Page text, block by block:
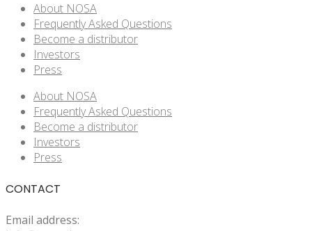
About NOSA
Frequently Asked Questions
Become a distributor
Investors
Press
About NOSA
Frequently Asked Questions
Become a distributor
Investors
Press
CONTACT
Email address: